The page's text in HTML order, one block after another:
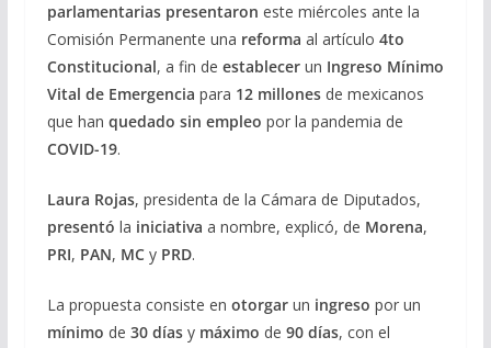
parlamentarias presentaron este miércoles ante la
Comisión Permanente una reforma al artículo 4to
Constitucional, a fin de establecerun Ingreso Mínimo
Vital de Emergencia para 12 millonesde mexicanos
que han quedado sin empleo por la pandemia de
COVID-19.
Laura Rojas, presidenta de la Cámara de Diputados,
presentó la iniciativa a nombre, explicó, de Morena,
PRI, PAN, MCyPRD.
La propuesta consiste en otorgar un ingreso por un
mínimo de 30 díasy máximo de 90 días, con el